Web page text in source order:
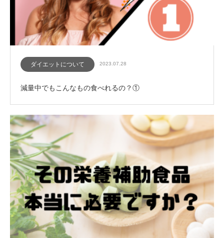
ダイエットについて 2023.07.28
減量中でもこんなもの食べれるの？①